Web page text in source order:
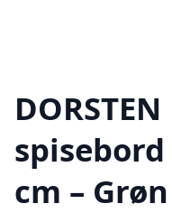
cm – Grøn